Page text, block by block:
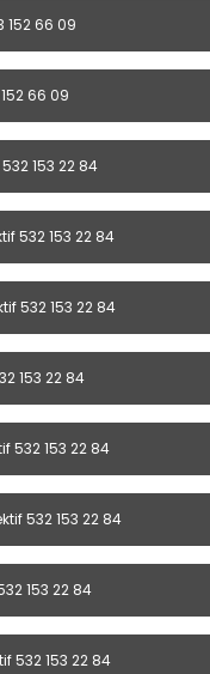
152 66 09
66 09
153 22 84
532 153 22 84
532 153 22 84
153 22 84
532 153 22 84
532 153 22 84
153 22 84
532 153 22 84